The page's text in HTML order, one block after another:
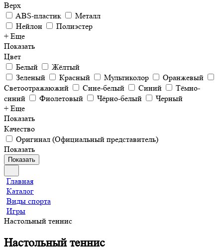
Верх
ABS-пластик
Металл
Нейлон
Полиэстер
+ Еще
Показать
Цвет
Белый
Жёлтый
Зеленый
Красный Мультиколор
Оранжевый
Светоотражаюжий
Сине-белый Синий
Тёмно-
синий
Фиолетовый Чёрно-белый
Черный
+ Еще
Показать
Качество
Оригинал (Официальный представитель)
Показать
Показать
Главная
Каталог
Виды спорта
Игры
Настольный теннис
Настольный теннис